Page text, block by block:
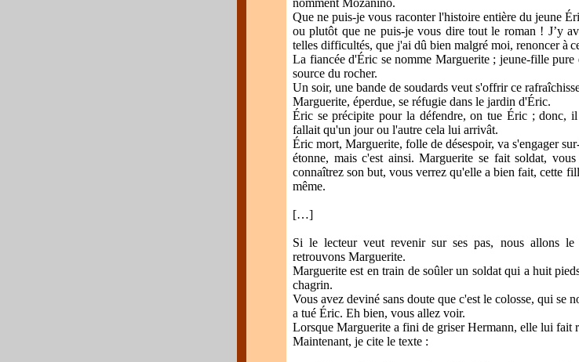
nomment Mozanino.
Que ne puis-je vous raconter l'histoire entière du jeune
ou plutôt que ne puis-je vous dire tout le roman ! J’y
telles difficultés, que j'ai dû bien malgré moi, renoncer à
La fiancée d'Éric se nomme Marguerite ; jeune-fille pure
source du rocher.
Un soir, une bande de soudards veut s'offrir ce
Marguerite, éperdue, se réfugie dans le jardin d'Éric.
Éric se précipite pour la défendre, on tue Éric ; donc,
fallait qu'un jour ou l'autre cela lui arrivât.
Éric mort, Marguerite, folle de désespoir, va s'engager
étonne, mais c'est ainsi. Marguerite se fait soldat,
connaîtrez son but, vous verrez qu'elle a bien fait, cette
même.
[…]
Si le lecteur veut revenir sur ses pas, nous allons
retrouvons Marguerite.
Marguerite est en train de soûler un soldat qui a huit
chagrin.
Vous avez deviné sans doute que c'est le colosse, qui
a tué Éric. Eh bien, vous allez voir.
Lorsque Marguerite a fini de griser Hermann, elle lui fait
Maintenant, je cite le texte :